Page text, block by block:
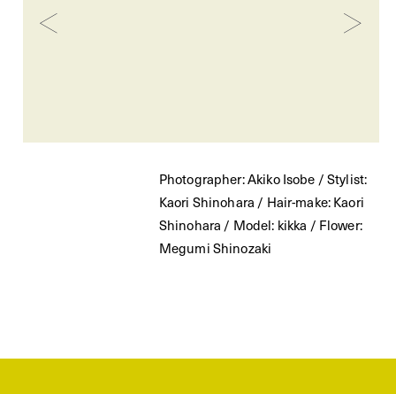
Photographer: Akiko Isobe / Stylist:
Kaori Shinohara / Hair-make: Kaori
Shinohara / Model: kikka / Flower:
Megumi Shinozaki